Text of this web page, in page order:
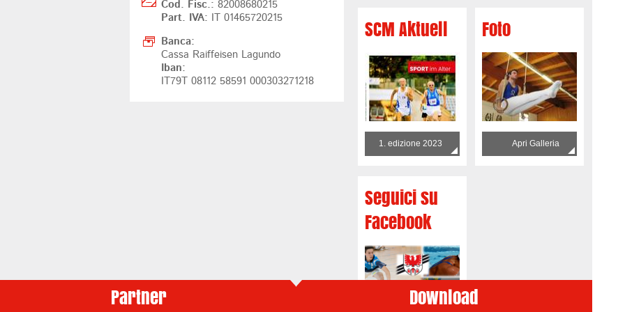
Cod. Fisc.: 82008680215
Part. IVA:
IT 01465720215
Banca:
Cassa Raiffeisen Lagundo
Iban:
IT79T 08112 58591 000303271218
SCM Aktuell
1. edizione 2023
Foto
Apri Galleria
Seguici su
Facebook
Partner Download